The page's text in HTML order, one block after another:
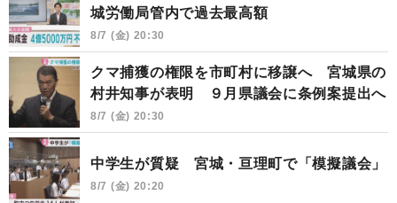
城労働局管内で過去最高額
8/7 (金) 20:30
クマ捕獲の権限を市町村に移譲へ 宮城県の
村井知事が表明 ９月県議会に条例案提出へ
8/7 (金) 20:30
中学生が質疑 宮城・亘理町で「模擬議会」
8/7 (金) 20:20